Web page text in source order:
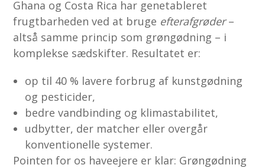
Ghana og Costa Rica har genetableret
frugtbarheden ved at bruge efterafgrøder–
altså samme princip som grøngødning – i
komplekse sædskifter. Resultatet er:
op til 40 % lavere forbrug af kunstgødning
og pesticider,
bedre vandbinding og klimastabilitet,
udbytter, der matcher eller overgår
konventionelle systemer.
Pointen for os haveejere er klar: Grøngødning